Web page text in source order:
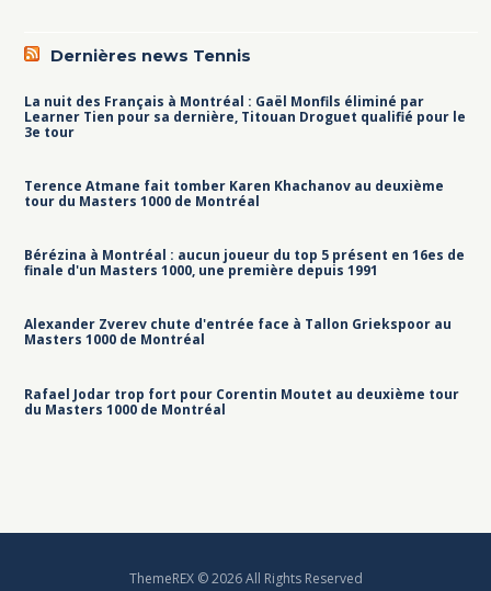
Dernières news Tennis
La nuit des Français à Montréal : Gaël Monfils éliminé par
Learner Tien pour sa dernière, Titouan Droguet qualifié pour le
3e tour
Terence Atmane fait tomber Karen Khachanov au deuxième
tour du Masters 1000 de Montréal
Bérézina à Montréal : aucun joueur du top 5 présent en 16es de
finale d'un Masters 1000, une première depuis 1991
Alexander Zverev chute d'entrée face à Tallon Griekspoor au
Masters 1000 de Montréal
Rafael Jodar trop fort pour Corentin Moutet au deuxième tour
du Masters 1000 de Montréal
ThemeREX © 2026 All Rights Reserved